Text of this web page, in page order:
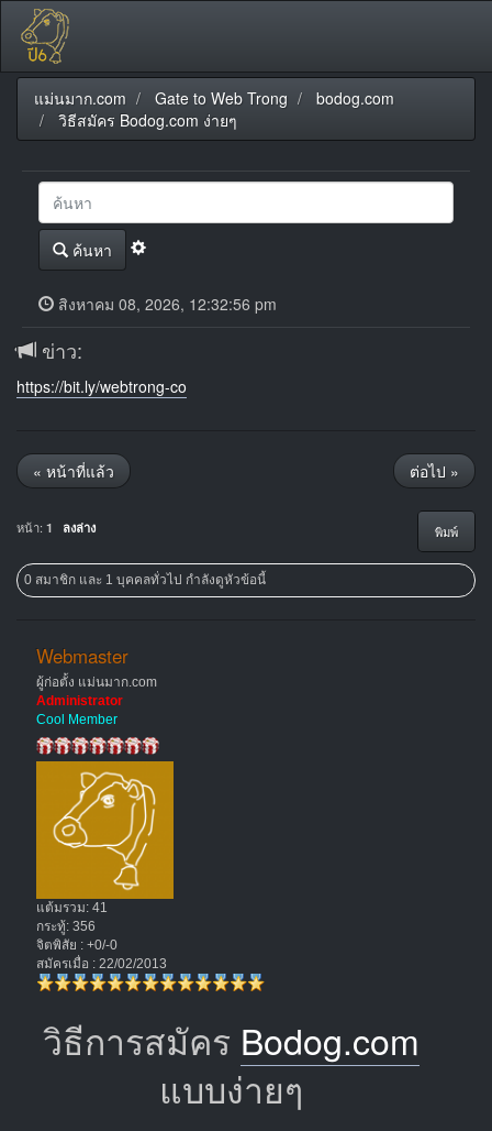
แม่นมาก.com Gate to Web Trong
bodog.com
วิธีสมัคร Bodog.com ง่ายๆ
ค้นหา
สิงหาคม 08, 2026, 12:32:56 pm
ข่าว:
https://bit.ly/webtrong-co
« หน้าที่แล้ว ต่อไป »
พิมพ์
หน้า: 1 ลงล่าง
0 สมาชิก และ 1 บุคคลทั่วไป กำลังดูหัวข้อนี้
Webmaster
ผู้ก่อตั้ง แม่นมาก.com
Administrator
Cool Member
แต้มรวม: 41
กระทู้: 356
จิตพิสัย : +0/-0
สมัครเมื่อ : 22/02/2013
วิธีการสมัคร Bodog.com
แบบง่ายๆ